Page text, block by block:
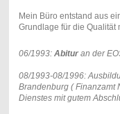
Mein Büro entstand aus
Grundlage für die Qualität
06/1993: Abituran der
08/1993-08/1996:
Brandenburg ( Finanzamt
Dienstes mit gutem